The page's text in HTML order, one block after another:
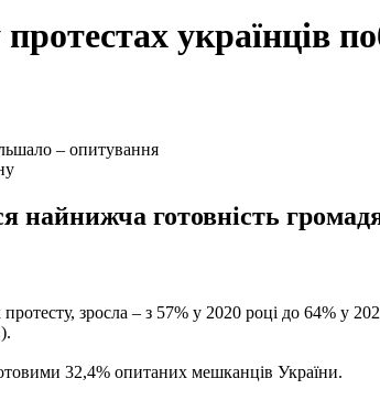
українців
найнижча готовність
протесту, зросла – з 57% у 2020 році до 64% ​​у
32,4% опитаних мешканців України.